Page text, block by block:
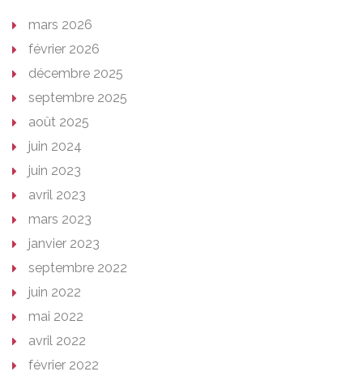
mars 2026
février 2026
décembre 2025
septembre 2025
août 2025
juin 2024
juin 2023
avril 2023
mars 2023
janvier 2023
septembre 2022
juin 2022
mai 2022
avril 2022
février 2022